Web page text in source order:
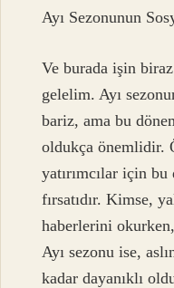
Ayı Sezonunun
Ve burada işin
gelelim. Ayı
bariz, ama bu
oldukça önemlidir.
yatırımcılar için
fırsatıdır. Kimse,
haberlerini
Ayı sezonu ise,
kadar dayanıklı